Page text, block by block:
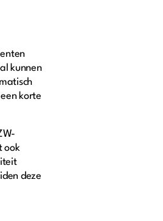
kunnen
korte
ook
deze